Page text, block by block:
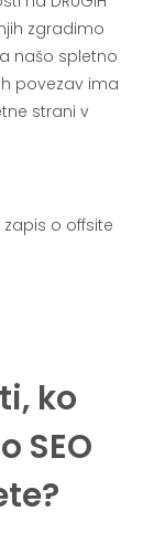
zgradimo
našo spletno
povezav ima
strani v
o offsite
ko
SEO